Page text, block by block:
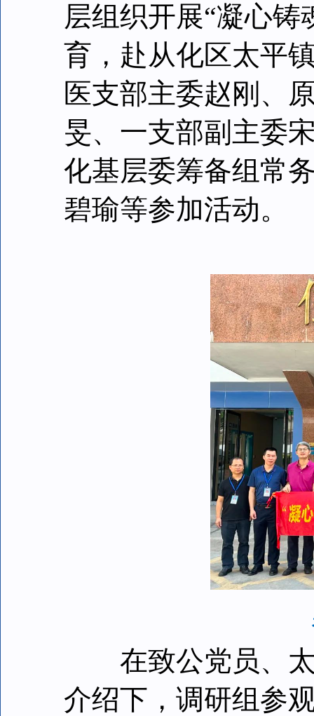
层组织开展“凝心
育，赴从化区太平
医支部主委赵刚、
旻、一支部副主委
化基层委筹备组常
碧瑜等参加活动。
在致公党员、太
介绍下，调研组参